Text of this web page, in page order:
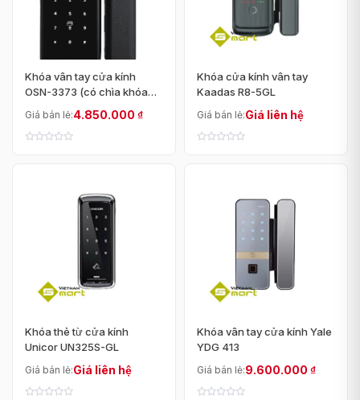
Khóa vân tay cửa kính
OSN-3373 (có chìa khóa
Giá bán lẻ:4.850.000 ₫
Khóa cửa kính vân tay
Kaadas R8-5GL
Giá bán lẻ:Giá liên hệ
Khóa thẻ từ cửa kính
Unicor UN325S-GL
Giá bán lẻ:Giá liên hệ
Khóa vân tay cửa kính Yale
YDG 413
Giá bán lẻ:9.600.000 ₫